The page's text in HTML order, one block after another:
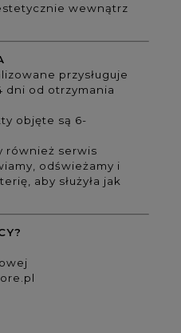
wewnątrz
przysługuje
dni od otrzymania
objęte są 6-
również serwis
odświeżamy i
aby służyła jak